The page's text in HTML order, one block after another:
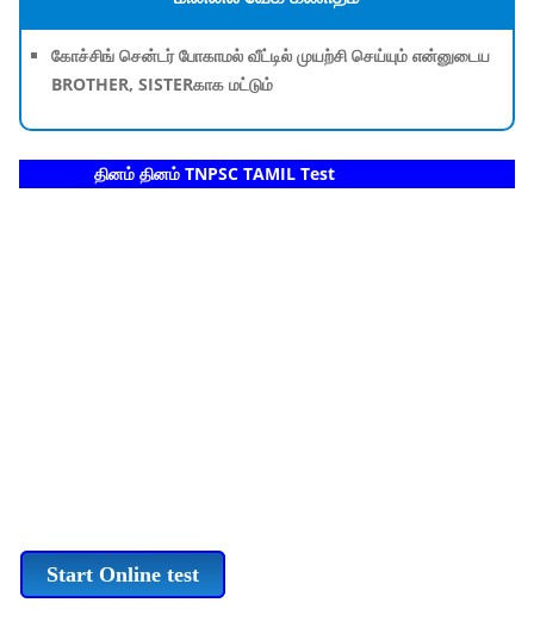
கோச்சிங் சென்டர் போகாமல் வீட்டில் முயற்சி செய்யும் என்னுடைய
BROTHER, SISTERகாக மட்டும்
தினம் தினம் TNPSC TAMIL Test
Start Online test